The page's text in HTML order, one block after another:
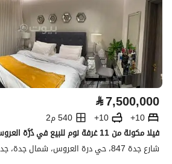
⃁7,500,000
10+
10+
540 م2
فيلا مكونة من 11 غرفة نوم للبيع في دُرَّة العروس، جدة
شارع جدة 847، حي درة العروس، شمال جدة، جدة